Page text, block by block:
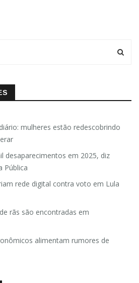
mulheres estão redescobrindo
desaparecimentos em 2025, diz
Pública
rede digital contra voto em Lula
rãs são encontradas em
alimentam rumores de